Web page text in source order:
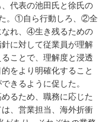
代表の池田氏と徐氏の
。①自ら行動しろ、②全
れ、④生き残るための
に対して従業員が理解
ことで、理解度と浸透
をより明確化すること
きるように促した。
るため、職務に応じた
、営業担当、海外折衝